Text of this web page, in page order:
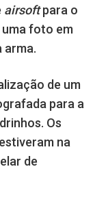
airsoftpara o
foto em
arma.
de um
para a
Os
na
de